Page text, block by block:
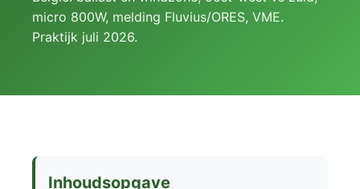
micro 800W, melding Fluvius/ORES, VME.
Praktijk juli 2026.
Inhoudsopgave